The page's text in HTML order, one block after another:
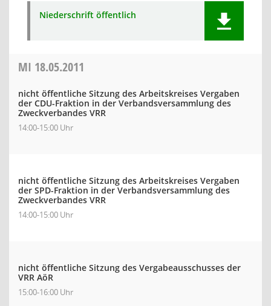
Niederschrift öffentlich
MI 18.05.2011
nicht öffentliche Sitzung des Arbeitskreises Vergaben
der CDU-Fraktion in der Verbandsversammlung des
Zweckverbandes VRR
14:00-15:00 Uhr
nicht öffentliche Sitzung des Arbeitskreises Vergaben
der SPD-Fraktion in der Verbandsversammlung des
Zweckverbandes VRR
14:00-15:00 Uhr
nicht öffentliche Sitzung des Vergabeausschusses der
VRR AöR
15:00-16:00 Uhr